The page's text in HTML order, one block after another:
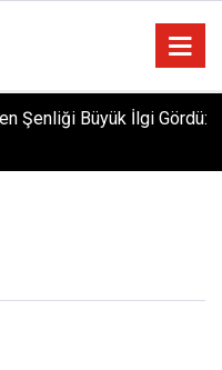
Şenliği Büyük İlgi Gördü: